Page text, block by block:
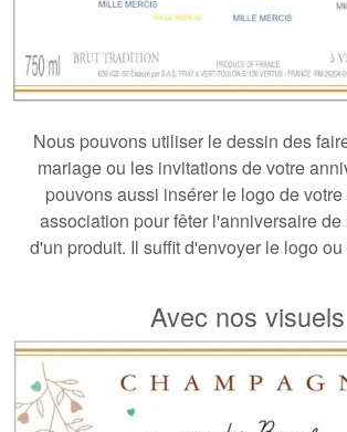
Nous pouvons utiliser le dessin des
mariage ou les invitations de votre
pouvons aussi insérer le logo de
association pour fêter l'anniversaire de
d'un produit. Il suffit d'envoyer le logo
Avec nos visuels